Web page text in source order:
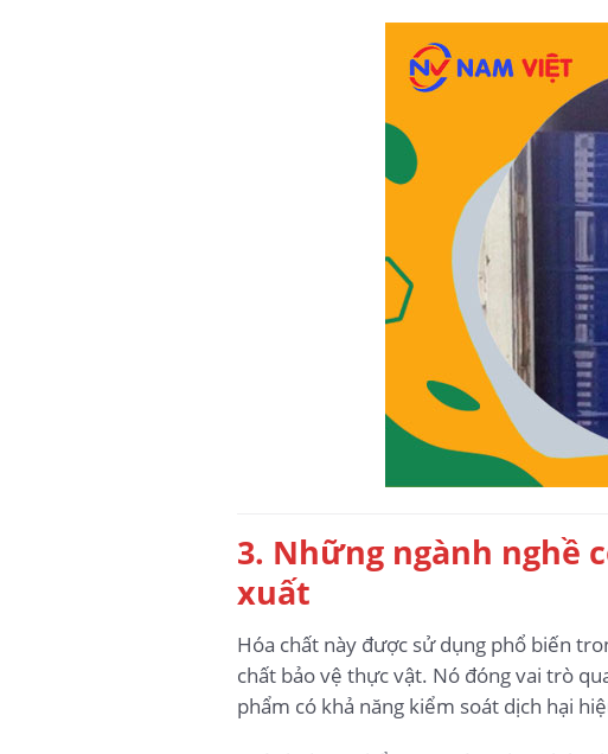
3. Những ngành nghề
xuất
Hóa chất này được sử dụng phổ biến
chất bảo vệ thực vật. Nó đóng vai trò
phẩm có khả năng kiểm soát dịch hại